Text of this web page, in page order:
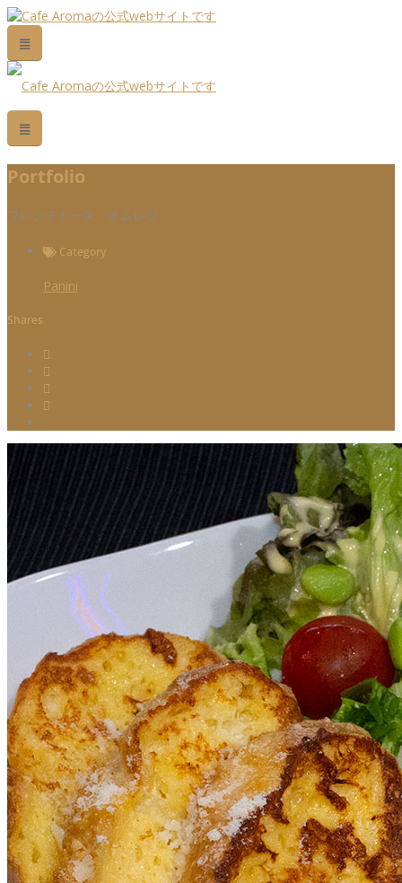
Portfolio
フレンチトース オムレツ
Category
Panini
Shares